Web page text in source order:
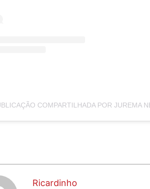
Ricardinho